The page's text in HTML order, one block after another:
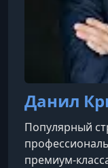
Данил
Популярный
премиум-